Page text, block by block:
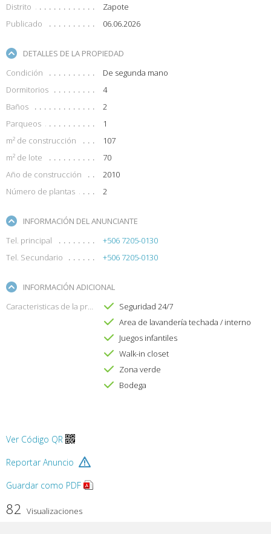
Distrito
Zapote
Publicado
06.06.2026
DETALLES DE LA PROPIEDAD
Condición
De segunda mano
Dormitorios
4
Baños
2
Parqueos
1
m² de construcción
107
m² de lote
70
Año de construcción
2010
Número de plantas
2
INFORMACIÓN DEL ANUNCIANTE
Tel. principal
+506 7205-0130
Tel. Secundario
+506 7205-0130
INFORMACIÓN ADICIONAL
Caracteristicas de la propiedad
Seguridad 24/7
Area de lavandería techada / interno
Juegos infantiles
Walk-in closet
Zona verde
Bodega
Ver Código QR
Reportar Anuncio
Guardar como PDF
82 Visualizaciones